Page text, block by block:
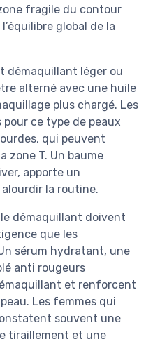
fragile du contour
global de la
démaquillant léger ou
alterné avec une huile
plus chargé. Les
ce type de peaux
qui peuvent
zone T. Un baume
apporte un
la routine.
démaquillant doivent
que les
sérum hydratant, une
anti rougeurs
et renforcent
Les femmes qui
souvent une
tiraillement et une